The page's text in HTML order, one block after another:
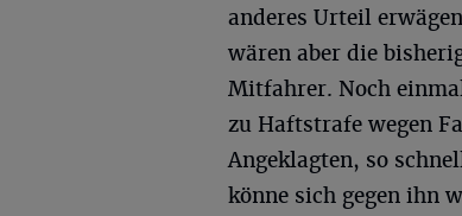
anderes Urteil
wären aber die
Mitfahrer. Noch
zu Haftstrafe wegen
Angeklagten, so
könne sich gegen ihn